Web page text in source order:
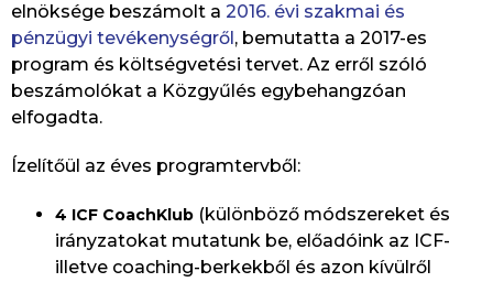
elnöksége beszámolt a 2016. évi szakmai és
pénzügyi tevékenységről , bemutatta a 2017-es
program és költségvetési tervet. Az erről szóló
beszámolókat a Közgyűlés egybehangzóan
elfogadta.
Ízelítőül az éves programtervből:
4 ICF CoachKlub (különböző módszereket és
irányzatokat mutatunk be, előadóink az ICF-
illetve coaching-berkekből és azon kívülről